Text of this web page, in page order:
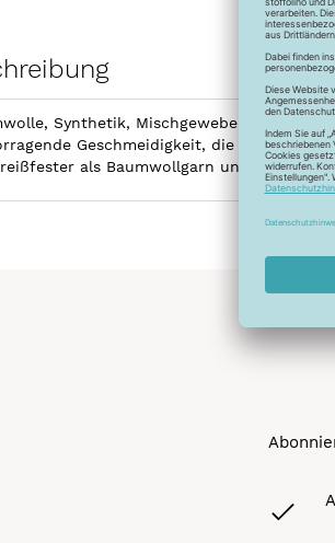
Synthetik, Mischgewebe, Leinen
Geschmeidigkeit, die hohe
als Baumwollgarn und kann